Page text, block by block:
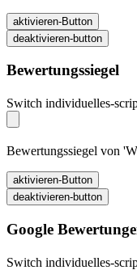
Bewertungssiegel
Switch individuelles-
Bewertungssiegel von
Google
Switch individuelles-